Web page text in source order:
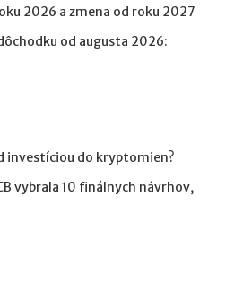
2026 a zmena od roku 2027
od augusta 2026:
investíciou do kryptomien?
vybrala 10 finálnych návrhov,